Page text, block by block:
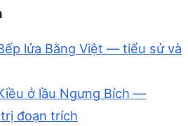
lửa Bằng Việt — tiểu sử và
ở lầu Ngưng Bích —
đoạn trích